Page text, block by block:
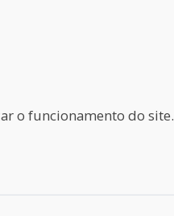
o funcionamento do site.